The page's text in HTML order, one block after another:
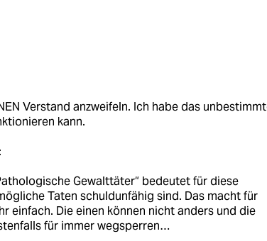
Verstand anzweifeln. Ich habe das
kann.
Gewalttäter“ bedeutet für diese
Taten schuldunfähig sind. Das macht für
einfach. Die einen können nicht anders und die
für immer wegsperren…